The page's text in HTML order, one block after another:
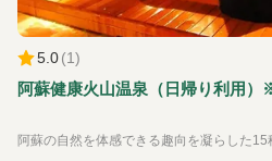
5.0(1)
阿蘇健康火山温泉（日帰り利用